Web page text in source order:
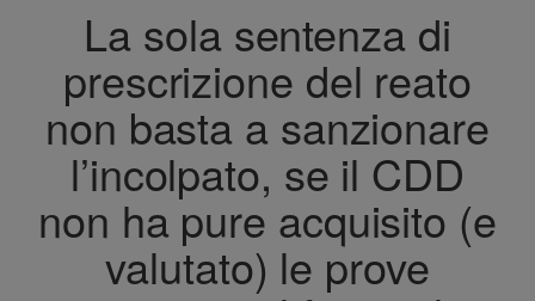
La sola sentenza di
prescrizione del reato
non basta a sanzionare
l’incolpato, se il CDD
non ha pure acquisito (e
valutato) le prove